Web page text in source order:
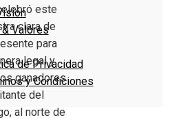
Valores
de Privacidad
y Condiciones
este
clara de
para
legal y
ganadores
del
al norte de